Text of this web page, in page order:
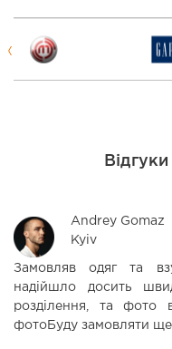
Andrey Gomaz
Kyiv
Замовляв одяг та
надійшло досить
розділення, та фото
фотоБуду замовляти ще